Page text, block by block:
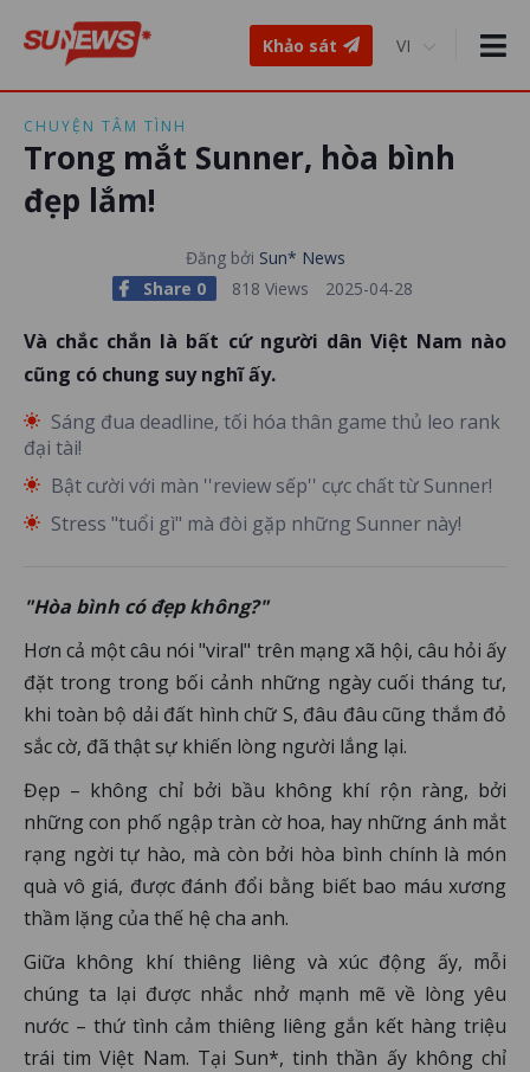
Khảo sát
CHUYỆN TÂM TÌNH
Trong mắt Sunner, hòa bình
đẹp lắm!
Đăng bởi Sun* News
Share 0
818 Views 2025-04-28
Và chắc chắn là bất cứ người dân Việt Nam nào
cũng có chung suy nghĩ ấy.
Sáng đua deadline, tối hóa thân game thủ leo rank
đại tài!
Bật cười với màn ''review sếp'' cực chất từ Sunner!
Stress "tuổi gì" mà đòi gặp những Sunner này!
"Hòa bình có đẹp không?"
Hơn cả một câu nói "viral" trên mạng xã hội, câu hỏi ấy
đặt trong trong bối cảnh những ngày cuối tháng tư,
khi toàn bộ dải đất hình chữ S, đâu đâu cũng thắm đỏ
sắc cờ, đã thật sự khiến lòng người lắng lại.
Đẹp – không chỉ bởi bầu không khí rộn ràng, bởi
những con phố ngập tràn cờ hoa, hay những ánh mắt
rạng ngời tự hào, mà còn bởi hòa bình chính là món
quà vô giá, được đánh đổi bằng biết bao máu xương
thầm lặng của thế hệ cha anh.
Giữa không khí thiêng liêng và xúc động ấy, mỗi
chúng ta lại được nhắc nhở mạnh mẽ về lòng yêu
nước – thứ tình cảm thiêng liêng gắn kết hàng triệu
trái tim Việt Nam. Tại Sun*, tinh thần ấy không chỉ